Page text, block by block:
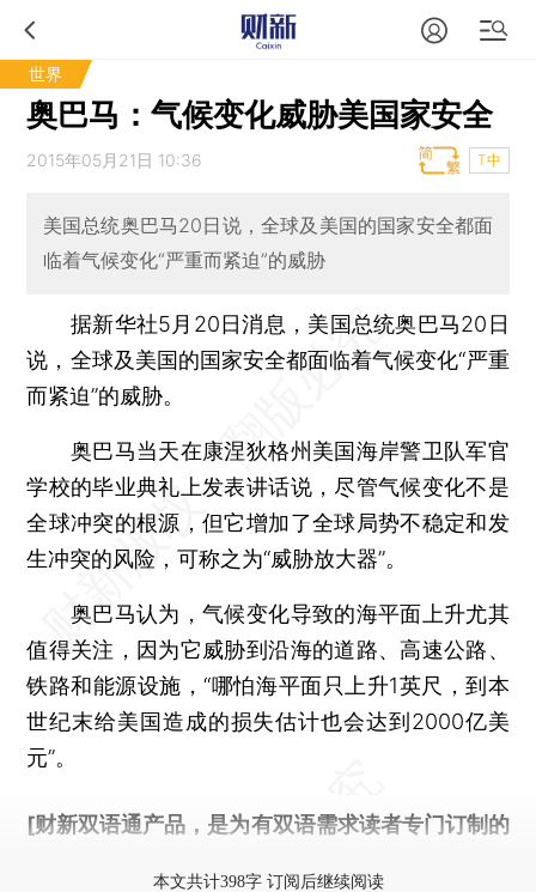
世界
奥巴马：气候变化威胁美国家安全
2015年05月21日 10:36 T中
美国总统奥巴马20日说，全球及美国的国家安全都面
临着气候变化“严重而紧迫”的威胁
据新华社5月20日消息，美国总统奥巴马20日
说，全球及美国的国家安全都面临着气候变化“严重
而紧迫”的威胁。
奥巴马当天在康涅狄格州美国海岸警卫队军官
学校的毕业典礼上发表讲话说，尽管气候变化不是
全球冲突的根源，但它增加了全球局势不稳定和发
生冲突的风险，可称之为“威胁放大器”。
奥巴马认为，气候变化导致的海平面上升尤其
值得关注，因为它威胁到沿海的道路、高速公路、
铁路和能源设施，“哪怕海平面只上升1英尺，到本
世纪末给美国造成的损失估计也会达到2000亿美
元”。
[财新双语通产品，是为有双语需求读者专门订制的
本文共计398字 订阅后继续阅读